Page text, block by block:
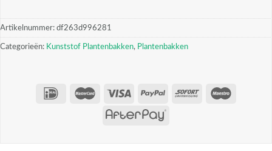
Artikelnummer: df263d996281
Categorieën: Kunststof Plantenbakken, Plantenbakken